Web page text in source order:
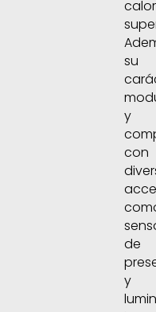
calor
su
y
con
de
y